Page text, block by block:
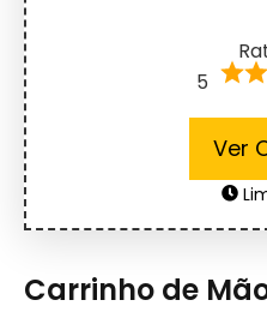
5
Ver
Carrinho de